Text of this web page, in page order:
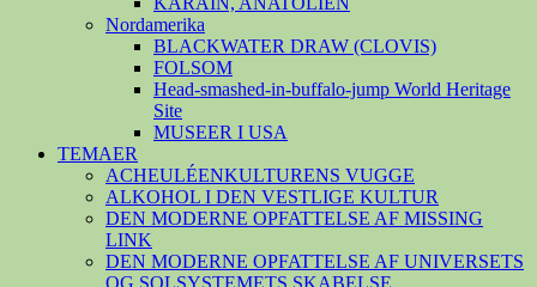
Nordamerika
BLACKWATER DRAW (CLOVIS)
FOLSOM
Head-smashed-in-buffalo-jump World Heritage
Site
MUSEER I USA
TEMAER
ACHEULÉENKULTURENS VUGGE
ALKOHOL I DEN VESTLIGE KULTUR
DEN MODERNE OPFATTELSE AF MISSING
LINK
DEN MODERNE OPFATTELSE AF UNIVERSETS
OG SOLSYSTEMETS SKABELSE